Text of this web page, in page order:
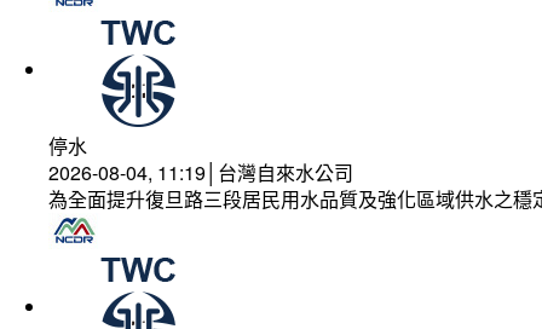
停水
2026-08-04, 11:19│台灣自來水公司
為全面提升復旦路三段居民用水品質及強化區域供水之